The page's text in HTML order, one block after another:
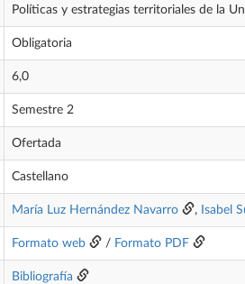
Políticas y estrategias territoriales de la
Obligatoria
6,0
Semestre 2
Ofertada
Castellano
María Luz Hernández Navarro , Isabel
Formato web / Formato PDF
Bibliografía